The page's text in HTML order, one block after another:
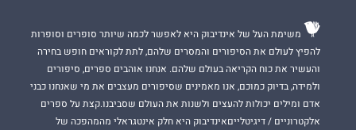
משימת העל של אינדיבוק היא לאפשר לכמה שיותר סופרים וסופרות
להפיץ לעולם את הסיפורים והמסרים שלהם, לתת לקוראים חופש בחירה
והעשיר את כוח הקריאה בעולם שלהם. אנחנו אוהבים ספרים, סיפורים
ולמידה, בדיוק כמוכם, אנו מאמינים שסיפורים מעצבים את מי שאנחנו כבני
אדם ומילים יכולות להעצים ולשנות את העולם שסביבנו.קצת על ספרים
אלקטרוניים / דיגיטלייםאינדיבוק היא חלק אינטגראלי מהמהפכה של